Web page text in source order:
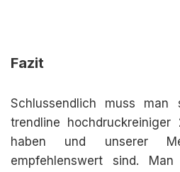
Fazit
Schlussendlich muss
trendline
haben und unserer
empfehlenswert sind.